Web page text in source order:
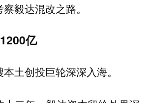
毅达混改之路。
亿
土创投巨轮深深入海。